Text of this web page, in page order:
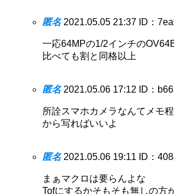
匿名 2021.05.05 21:37 ID：
一応64MPの1/2インチの
比べても割と同格以上
匿名 2021.05.06 17:12 ID：
所詮スマホカメラなんてメモ
から写ればいいよ
匿名 2021.05.06 19:11 ID：
まぁマクロは要らんよな
Tofにするかそもそも無しの方